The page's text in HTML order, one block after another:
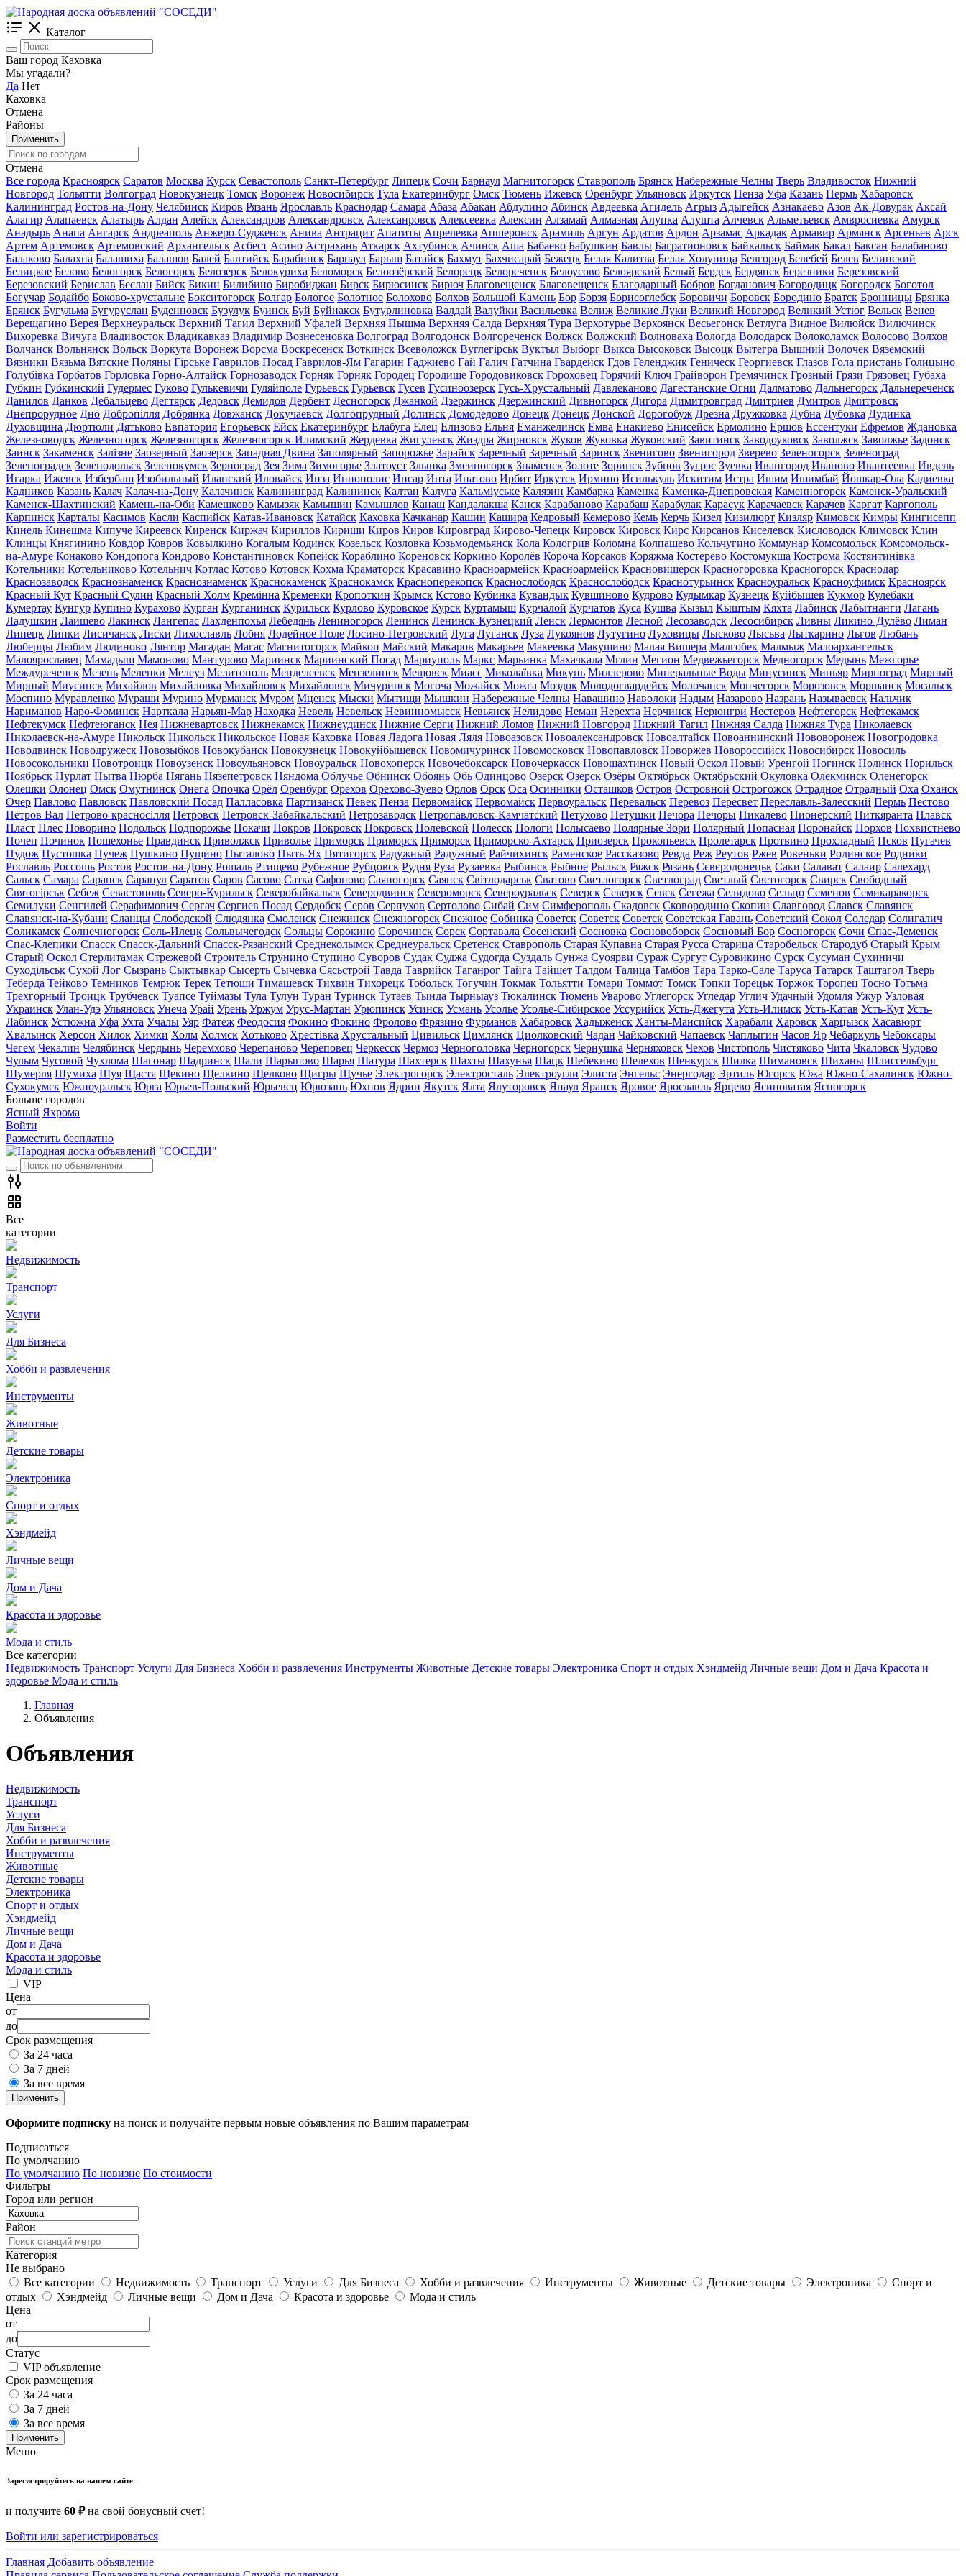
Каталог
Ваш город Каховка
Мы угадали?
Да Нет
Каховка
Отмена
Районы
Применить
Отмена
Все города Красноярск Саратов Москва Курск Севастополь Санкт-Петербург Липецк Сочи Барнаул Магнитогорск Ставрополь Брянск Набережные Челны Тверь Владивосток Нижний
Новгород Тольятти Волгоград Новокузнецк Томск Воронеж Новосибирск Тула Екатеринбург Омск Тюмень Ижевск Оренбург Ульяновск Иркутск Пенза Уфа Казань Пермь Хабаровск
Калининград Ростов-на-Дону Челябинск Киров Рязань Ярославль Краснодар Самара Абаза Абакан Абдулино Абинск Авдеевка Агидель Агрыз Адыгейск Азнакаево Азов Ак-Довурак Аксай
Алагир Алапаевск Алатырь Алдан Алейск Александров Александровск Алексанровск Алексеевка Алексин Алзамай Алмазная Алупка Алушта Алчевск Альметьевск Амвросиевка Амурск
Анадырь Анапа Ангарск Андреаполь Анжеро-Судженск Анива Антрацит Апатиты Апрелевка Апшеронск Арамиль Аргун Ардатов Ардон Арзамас Аркадак Армавир Армянск Арсеньев Арск
Артем Артемовск Артемовский Архангельск Асбест Асино Астрахань Аткарск Ахтубинск Ачинск Аша Бабаево Бабушкин Бавлы Багратионовск Байкальск Баймак Бакал Баксан Балабаново
Балаково Балахна Балашиха Балашов Балей Балтийск Барабинск Барнаул Барыш Батайск Бахмут Бахчисарай Бежецк Белая Калитва Белая Холуница Белгород Белебей Белев Белинский
Белицкое Белово Белогорск Белогорск Белозерск Белокуриха Беломорск Белоозёрский Белорецк Белореченск Белоусово Белоярский Белый Бердск Бердянск Березники Березовский
Березовский Берислав Беслан Бийск Бикин Билибино Биробиджан Бирск Бирюсинск Бирюч Благовещенск Благовещенск Благодарный Бобров Богданович Богородицк Богородск Боготол
Богучар Бодайбо Боково-хрустальне Бокситогорск Болгар Бологое Болотное Болохово Болхов Большой Камень Бор Борзя Борисоглебск Боровичи Боровск Бородино Братск Бронницы Брянка
Брянск Бугульма Бугуруслан Буденновск Бузулук Буинск Буй Буйнакск Бутурлиновка Валдай Валуйки Васильевка Велиж Великие Луки Великий Новгород Великий Устюг Вельск Венев
Верещагино Верея Верхнеуральск Верхний Тагил Верхний Уфалей Верхняя Пышма Верхняя Салда Верхняя Тура Верхотурье Верхоянск Весьегонск Ветлуга Видное Вилюйск Вилючинск
Вихоревка Вичуга Владивосток Владикавказ Владимир Вознесеновка Волгоград Волгодонск Волгореченск Волжск Волжский Волноваха Вологда Володарск Волоколамск Волосово Волхов
Волчанск Вольнянск Вольск Воркута Воронеж Ворсма Воскресенск Воткинск Всеволожск Вуглегірськ Вуктыл Выборг Выкса Высоковск Высоцк Вытегра Вышний Волочек Вяземский
Вязники Вязьма Вятские Поляны Гірське Гаврилов Посад Гаврилов-Ям Гагарин Гаджиево Гай Галич Гатчина Гвардейск Гдов Геленджик Геническ Георгиевск Глазов Гола пристань Голицыно
Голубівка Горбатов Горловка Горно-Алтайск Горнозаводск Горняк Горняк Городец Городище Городовиковск Гороховец Горячий Ключ Грайворон Гремячинск Грозный Грязи Грязовец Губаха
Губкин Губкинский Гудермес Гуково Гулькевичи Гуляйполе Гурьевск Гурьевск Гусев Гусиноозерск Гусь-Хрустальный Давлеканово Дагестанские Огни Далматово Дальнегорск Дальнереченск
Данилов Данков Дебальцево Дегтярск Дедовск Демидов Дербент Десногорск Джанкой Дзержинск Дзержинский Дивногорск Дигора Димитровград Дмитриев Дмитров Дмитровск
Днепрорудное Дно Добропілля Добрянка Довжанск Докучаевск Долгопрудный Долинск Домодедово Донецк Донецк Донской Дорогобуж Дрезна Дружковка Дубна Дубовка Дудинка
Духовщина Дюртюли Дятьково Евпатория Егорьевск Ейск Екатеринбург Елабуга Елец Елизово Ельня Еманжелинск Емва Енакиево Енисейск Ермолино Ершов Ессентуки Ефремов Ждановка
Железноводск Железногорск Железногорск Железногорск-Илимский Жердевка Жигулевск Жиздра Жирновск Жуков Жуковка Жуковский Завитинск Заводоуковск Заволжск Заволжье Задонск
Заинск Закаменск Залізне Заозерный Заозерск Западная Двина Заполярный Запорожье Зарайск Заречный Заречный Заринск Звенигово Звенигород Зверево Зеленогорск Зеленоград
Зеленоградск Зеленодольск Зеленокумск Зерноград Зея Зима Зимогорье Златоуст Злынка Змеиногорск Знаменск Золоте Зоринск Зубцов Зугрэс Зуевка Ивангород Иваново Ивантеевка Ивдель
Игарка Ижевск Избербаш Изобильный Иланский Иловайск Инза Иннополис Инсар Инта Ипатово Ирбит Иркутск Ирмино Исилькуль Искитим Истра Ишим Ишимбай Йошкар-Ола Кадиевка
Кадников Казань Калач Калач-на-Дону Калачинск Калининград Калининск Калтан Калуга Кальміуське Калязин Камбарка Каменка Каменка-Днепровская Каменногорск Каменск-Уральский
Каменск-Шахтинский Камень-на-Оби Камешково Камызяк Камышин Камышлов Канаш Кандалакша Канск Карабаново Карабаш Карабулак Карасук Карачаевск Карачев Каргат Каргополь
Карпинск Карталы Касимов Касли Каспийск Катав-Ивановск Катайск Каховка Качканар Кашин Кашира Кедровый Кемерово Кемь Керчь Кизел Кизилюрт Кизляр Кимовск Кимры Кингисепп
Кинель Кинешма Кипуче Киреевск Киренск Киржач Кириллов Кириши Киров Киров Кировград Кирово-Чепецк Кировск Кировск Кирс Кирсанов Киселевск Кисловодск Климовск Клин
Клинцы Княгинино Ковдор Ковров Ковылкино Когалым Кодинск Козельск Козловка Козьмодемьянск Кола Кологрив Коломна Колпашево Кольчугино Коммунар Комсомольск Комсомольск-
на-Амуре Конаково Кондопога Кондрово Константиновск Копейск Кораблино Кореновск Коркино Королёв Короча Корсаков Коряжма Костерево Костомукша Кострома Костянтинівка
Котельники Котельниково Котельнич Котлас Котово Котовск Кохма Краматорск Красавино Красноармейск Красноармейск Красновишерск Красногоровка Красногорск Краснодар
Краснозаводск Краснознаменск Краснознаменск Краснокаменск Краснокамск Красноперекопск Краснослободск Краснослободск Краснотурьинск Красноуральск Красноуфимск Красноярск
Красный Кут Красный Сулин Красный Холм Кремінна Кременки Кропоткин Крымск Кстово Кубинка Кувандык Кувшиново Кудрово Кудымкар Кузнецк Куйбышев Кукмор Кулебаки
Кумертау Кунгур Купино Курахово Курган Курганинск Курильск Курлово Куровское Курск Куртамыш Курчалой Курчатов Куса Кушва Кызыл Кыштым Кяхта Лабинск Лабытнанги Лагань
Ладушкин Лаишево Лакинск Лангепас Лахденпохья Лебедянь Лениногорск Ленинск Ленинск-Кузнецкий Ленск Лермонтов Лесной Лесозаводск Лесосибирск Ливны Ликино-Дулёво Лиман
Липецк Липки Лисичанск Лиски Лихославль Лобня Лодейное Поле Лосино-Петровский Луга Луганск Луза Лукоянов Лутугино Луховицы Лысково Лысьва Лыткарино Льгов Любань
Люберцы Любим Людиново Лянтор Магадан Магас Магнитогорск Майкоп Майский Макаров Макарьев Макеевка Макушино Малая Вишера Малгобек Малмыж Малоархангельск
Малоярославец Мамадыш Мамоново Мантурово Мариинск Мариинский Посад Мариуполь Маркс Марьинка Махачкала Мглин Мегион Медвежьегорск Медногорск Медынь Межгорье
Междуреченск Мезень Меленки Мелеуз Мелитополь Менделеевск Мензелинск Мещовск Миасс Миколаївка Микунь Миллерово Минеральные Воды Минусинск Миньяр Мирноград Мирный
Мирный Миусинск Михайлов Михайловка Михайловск Михайловск Мичуринск Могоча Можайск Можга Моздок Молодогвардейск Молочанск Мончегорск Морозовск Моршанск Мосальск
Моспино Муравленко Мураши Мурино Мурманск Муром Мценск Мыски Мытищи Мышкин Набережные Челны Навашино Наволоки Надым Назарово Назрань Называевск Нальчик
Нариманов Наро-Фоминск Нарткала Нарьян-Мар Находка Невель Невельск Невинномысск Невьянск Нелидово Неман Нерехта Нерчинск Нерюнгри Нестеров Нефтегорск Нефтекамск
Нефтекумск Нефтеюганск Нея Нижневартовск Нижнекамск Нижнеудинск Нижние Серги Нижний Ломов Нижний Новгород Нижний Тагил Нижняя Салда Нижняя Тура Николаевск
Николаевск-на-Амуре Никольск Никольск Никольское Новая Каховка Новая Ладога Новая Ляля Новоазовск Новоалександровск Новоалтайск Новоаннинский Нововоронеж Новогродовка
Новодвинск Новодружеск Новозыбков Новокубанск Новокузнецк Новокуйбышевск Новомичуринск Новомосковск Новопавловск Новоржев Новороссийск Новосибирск Новосиль
Новосокольники Новотроицк Новоузенск Новоульяновск Новоуральск Новохоперск Новочебоксарск Новочеркасск Новошахтинск Новый Оскол Новый Уренгой Ногинск Нолинск Норильск
Ноябрьск Нурлат Нытва Нюрба Нягань Нязепетровск Няндома Облучье Обнинск Обоянь Обь Одинцово Озерск Озерск Озёры Октябрьск Октябрьский Окуловка Олекминск Оленегорск
Олешки Олонец Омск Омутнинск Онега Опочка Орёл Оренбург Орехов Орехово-Зуево Орлов Орск Оса Осинники Осташков Остров Островной Острогожск Отрадное Отрадный Оха Оханск
Очер Павлово Павловск Павловский Посад Палласовка Партизанск Певек Пенза Первомайск Первомайск Первоуральск Перевальск Перевоз Пересвет Переславль-Залесский Пермь Пестово
Петров Вал Петрово-красносілля Петровск Петровск-Забайкальский Петрозаводск Петропавловск-Камчатский Петухово Петушки Печора Печоры Пикалево Пионерский Питкяранта Плавск
Пласт Плес Поворино Подольск Подпорожье Покачи Покров Покровск Покровск Полевской Полесск Пологи Полысаево Полярные Зори Полярный Попасная Поронайск Порхов Похвистнево
Почеп Починок Пошехонье Правдинск Приволжск Приволье Приморск Приморск Приморск Приморско-Ахтарск Приозерск Прокопьевск Пролетарск Протвино Прохладный Псков Пугачев
Пудож Пустошка Пучеж Пушкино Пущино Пыталово Пыть-Ях Пятигорск Радужный Радужный Райчихинск Раменское Рассказово Ревда Реж Реутов Ржев Ровеньки Родинское Родники
Рославль Россошь Ростов Ростов-на-Дону Рошаль Ртищево Рубежное Рубцовск Рудня Руза Рузаевка Рыбинск Рыбное Рыльск Ряжск Рязань Сєвєродонецьк Саки Салават Салаир Салехард
Сальск Самара Саранск Сарапул Саратов Саров Сасово Сатка Сафоново Саяногорск Саянск Світлодарськ Сватово Светлогорск Светлоград Светлый Светогорск Свирск Свободный
Святогірськ Себеж Севастополь Северо-Курильск Северобайкальск Северодвинск Североморск Североуральск Северск Северск Севск Сегежа Селидово Сельцо Семенов Семикаракорск
Семилуки Сенгилей Серафимович Сергач Сергиев Посад Сердобск Серов Серпухов Сертолово Сибай Сим Симферополь Скадовск Сковородино Скопин Славгород Славск Славянск
Славянск-на-Кубани Сланцы Слободской Слюдянка Смоленск Снежинск Снежногорск Снежное Собинка Советск Советск Советск Советская Гавань Советский Сокол Соледар Солигалич
Соликамск Солнечногорск Соль-Илецк Сольвычегодск Сольцы Сорокино Сорочинск Сорск Сортавала Сосенский Сосновка Сосновоборск Сосновый Бор Сосногорск Сочи Спас-Деменск
Спас-Клепики Спасск Спасск-Дальний Спасск-Рязанский Среднеколымск Среднеуральск Сретенск Ставрополь Старая Купавна Старая Русса Старица Старобельск Стародуб Старый Крым
Старый Оскол Стерлитамак Стрежевой Строитель Струнино Ступино Суворов Судак Суджа Судогда Суздаль Сунжа Суоярви Сураж Сургут Суровикино Сурск Сусуман Сухиничи
Суходільськ Сухой Лог Сызрань Сыктывкар Сысерть Сычевка Сясьстрой Тавда Таврийск Таганрог Тайга Тайшет Талдом Талица Тамбов Тара Тарко-Сале Таруса Татарск Таштагол Тверь
Теберда Тейково Темников Темрюк Терек Тетюши Тимашевск Тихвин Тихорецк Тобольск Тогучин Токмак Тольятти Томари Томмот Томск Топки Торецьк Торжок Торопец Тосно Тотьма
Трехгорный Троицк Трубчевск Туапсе Туймазы Тула Тулун Туран Туринск Тутаев Тында Тырныауз Тюкалинск Тюмень Уварово Углегорск Угледар Углич Удачный Удомля Ужур Узловая
Украинск Улан-Удэ Ульяновск Унеча Урай Урень Уржум Урус-Мартан Урюпинск Усинск Усмань Усолье Усолье-Сибирское Уссурийск Усть-Джегута Усть-Илимск Усть-Катав Усть-Кут Усть-
Лабинск Устюжна Уфа Ухта Учалы Уяр Фатеж Феодосия Фокино Фокино Фролово Фрязино Фурманов Хабаровск Хадыженск Ханты-Мансийск Харабали Харовск Харцызск Хасавюрт
Хвалынск Херсон Хилок Химки Холм Холмск Хотьково Хрестівка Хрустальный Цивильск Цимлянск Циолковский Чадан Чайковский Чапаевск Чаплыгин Часов Яр Чебаркуль Чебоксары
Чегем Чекалин Челябинск Чердынь Черемхово Черепаново Череповец Черкесск Чермоз Черноголовка Черногорск Чернушка Черняховск Чехов Чистополь Чистяково Чита Чкаловск Чудово
Чулым Чусовой Чухлома Шагонар Шадринск Шали Шарыпово Шарья Шатура Шахтерск Шахты Шахунья Шацк Шебекино Шелехов Шенкурск Шилка Шимановск Шиханы Шлиссельбург
Шумерля Шумиха Шуя Щастя Щекино Щелкино Щелково Щигры Щучье Электрогорск Электросталь Электроугли Элиста Энгельс Энергодар Эртиль Югорск Южа Южно-Сахалинск Южно-
Сухокумск Южноуральск Юрга Юрьев-Польский Юрьевец Юрюзань Юхнов Ядрин Якутск Ялта Ялуторовск Янаул Яранск Яровое Ярославль Ярцево Ясиноватая Ясногорск
Больше городов
Ясный Яхрома
Войти
Разместить бесплатно
Все
категории
Недвижимость
Транспорт
Услуги
Для Бизнеса
Хобби и развлечения
Инструменты
Животные
Детские товары
Электроника
Спорт и отдых
Хэндмейд
Личные вещи
Дом и Дача
Красота и здоровье
Мода и стиль
Все категории
Недвижимость Транспорт Услуги Для Бизнеса Хобби и развлечения Инструменты Животные Детские товары Электроника Спорт и отдых Хэндмейд Личные вещи Дом и Дача Красота и
здоровье Мода и стиль
Главная
Объявления
Объявления
Недвижимость
Транспорт
Услуги
Для Бизнеса
Хобби и развлечения
Инструменты
Животные
Детские товары
Электроника
Спорт и отдых
Хэндмейд
Личные вещи
Дом и Дача
Красота и здоровье
Мода и стиль
VIP
Цена
от
до
Срок размещения
За 24 часа
За 7 дней
За все время
Применить
Оформите подписку на поиск и получайте первым новые объявления по Вашим параметрам
Подписаться
По умолчанию
По умолчанию По новизне По стоимости
Фильтры
Город или регион
Район
Категория
Не выбрано
Все категории
Недвижимость Транспорт Услуги Для Бизнеса Хобби и развлечения Инструменты Животные Детские товары Электроника
Спорт и
отдых
Хэндмейд Личные вещи Дом и Дача Красота и здоровье
Мода и стиль
Цена
от
до
Статус
VIP объявление
Срок размещения
За 24 часа
За 7 дней
За все время
Применить
Меню
Зарегистрируйтесь на нашем сайте
и получите 60 ₽на свой бонусный счет!
Войти или зарегистрироваться
Главная Добавить объявление